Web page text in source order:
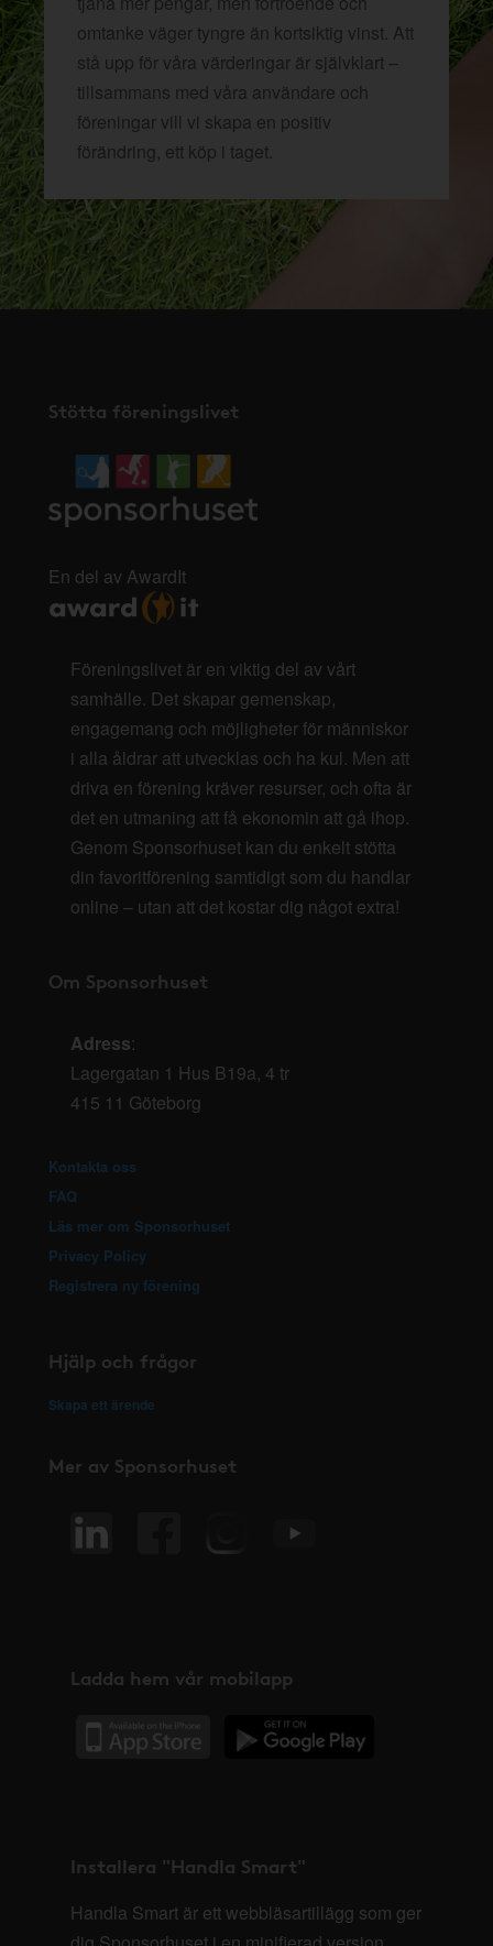
omtanke väger tyngre än kortsiktig vinst. Att
stå upp för våra värderingar är självklart –
tillsammans med våra användare och
föreningar vill vi skapa en positiv
förändring, ett köp i taget.
Stötta föreningslivet
En del av AwardIt
Föreningslivet är en viktig del av vårt
samhälle. Det skapar gemenskap,
engagemang och möjligheter för människor
i alla åldrar att utvecklas och ha kul. Men att
driva en förening kräver resurser, och ofta är
det en utmaning att få ekonomin att gå ihop.
Genom Sponsorhuset kan du enkelt stötta
din favoritförening samtidigt som du handlar
online – utan att det kostar dig något extra!
Om Sponsorhuset
Adress:
Lagergatan 1 Hus B19a, 4 tr
415 11 Göteborg
Kontakta oss
FAQ
Läs mer om Sponsorhuset
Privacy Policy
Registrera ny förening
Hjälp och frågor
Skapa ett ärende
Mer av Sponsorhuset
Ladda hem vår mobilapp
Installera "Handla Smart"
Handla Smart är ett webbläsartillägg som ger